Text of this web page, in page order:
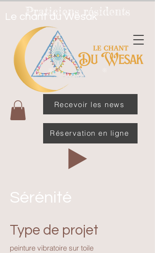
Le chant du Wesak
Recevoir les news
Praticiens résidents
Réservation en ligne
Sérénité
Type de projet
peinture vibratoire sur toile